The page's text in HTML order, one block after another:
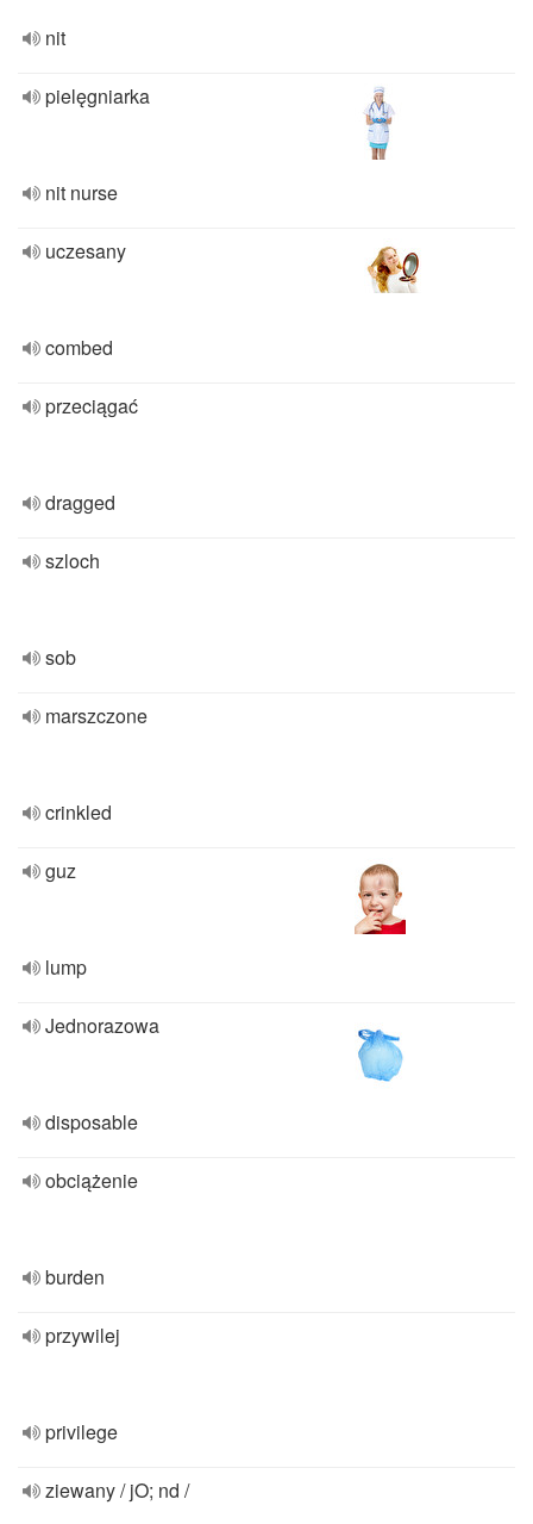
nit
pielęgniarka
nit nurse
uczesany
combed
przeciągać
dragged
szloch
sob
marszczone
crinkled
guz
lump
Jednorazowa
disposable
obciążenie
burden
przywilej
privilege
ziewany / jO; nd /